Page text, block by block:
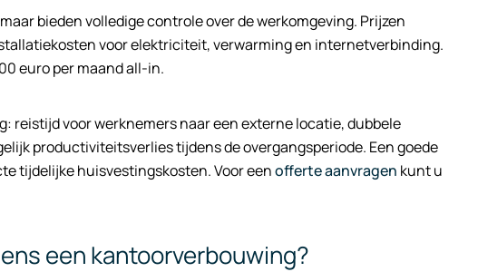
bieden volledige controle over de werkomgeving. Prijzen
voor elektriciteit, verwarming en internetverbinding.
euro per maand all-in.
reistijd voor werknemers naar een externe locatie, dubbele
productiviteitsverlies tijdens de overgangsperiode. Een goede
tijdelijke huisvestingskosten. Voor eenofferte aanvragen kunt u
een kantoorverbouwing?